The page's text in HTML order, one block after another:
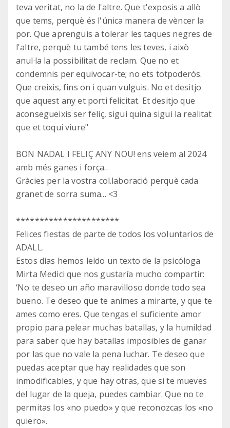
teva veritat, no la de l'altre. Que t'exposis a allò
que tems, perquè és l'única manera de vèncer la
por. Que aprenguis a tolerar les taques negres de
l'altre, perquè tu també tens les teves, i això
anul·la la possibilitat de reclam. Que no et
condemnis per equivocar-te; no ets totpoderós.
Que creixis, fins on i quan vulguis. No et desitjo
que aquest any et porti felicitat. Et desitjo que
aconsegueixis ser feliç, sigui quina sigui la realitat
que et toqui viure"
BON NADAL I FELIÇ ANY NOU! ens veiem al 2024
amb més ganes i força..
Gràcies per la vostra col.laboració perquè cada
granet de sorra suma... <3
**********************
Felices fiestas de parte de todos los voluntarios de
ADALL.
Estos días hemos leído un texto de la psicóloga
Mirta Medici que nos gustaría mucho compartir:
‘No te deseo un año maravilloso donde todo sea
bueno. Te deseo que te animes a mirarte, y que te
ames como eres. Que tengas el suficiente amor
propio para pelear muchas batallas, y la humildad
para saber que hay batallas imposibles de ganar
por las que no vale la pena luchar. Te deseo que
puedas aceptar que hay realidades que son
inmodificables, y que hay otras, que si te mueves
del lugar de la queja, puedes cambiar. Que no te
permitas los «no puedo» y que reconozcas los «no
quiero».